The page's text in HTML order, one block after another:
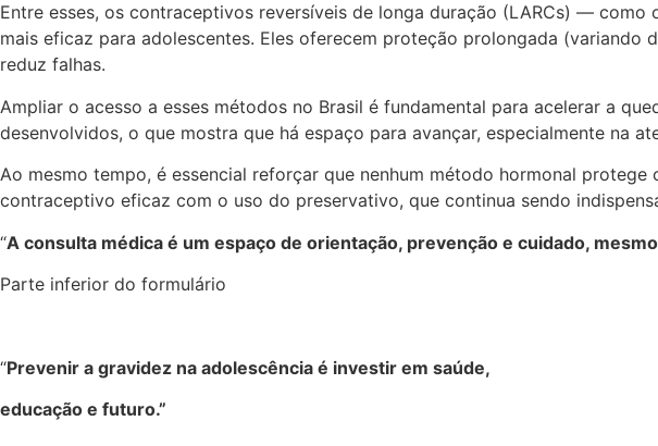
Entre esses, os contraceptivos reversíveis de longa duração (LARCs) —
mais eficaz para adolescentes. Eles oferecem proteção prolongada
reduz falhas.
Ampliar o acesso a esses métodos no Brasil é fundamental para acelerar a
desenvolvidos, o que mostra que há espaço para avançar, especialmente na
Ao mesmo tempo, é essencial reforçar que nenhum método hormonal
contraceptivo eficaz com o uso do preservativo, que continua sendo
“A consulta médica é um espaço de orientação, prevenção e cuidado,
Parte inferior do formulário
“Prevenir a gravidez na adolescência é investir em saúde,
educação e futuro.”